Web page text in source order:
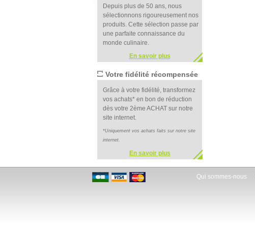
Depuis plus de 50 ans, nous
sélectionnons rigoureusement nos
produits. Cette sélection passe par
une parfaite connaissance du
monde culinaire.
En savoir plus
Votre fidélité récompensée
Grâce à votre fidélité, transformez
vos achats* en bon de réduction
dès votre 2ème ACHAT sur notre
site internet.
*Uniquement vos achats faits sur notre site
internet.
En savoir plus
Qui sommes-nous